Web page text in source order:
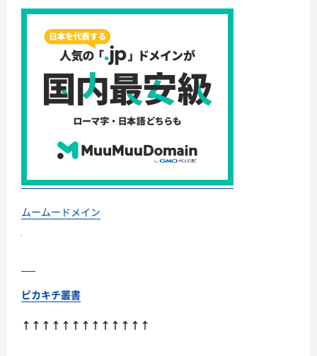
ド
こ
そ
買
い
時！
ゲ
ー
ミ
ン
グ
PC・
性
能
を
最
て
さ
ムームードメイン
ピカキチ叢書
↑↑↑↑↑↑↑↑↑↑↑↑↑